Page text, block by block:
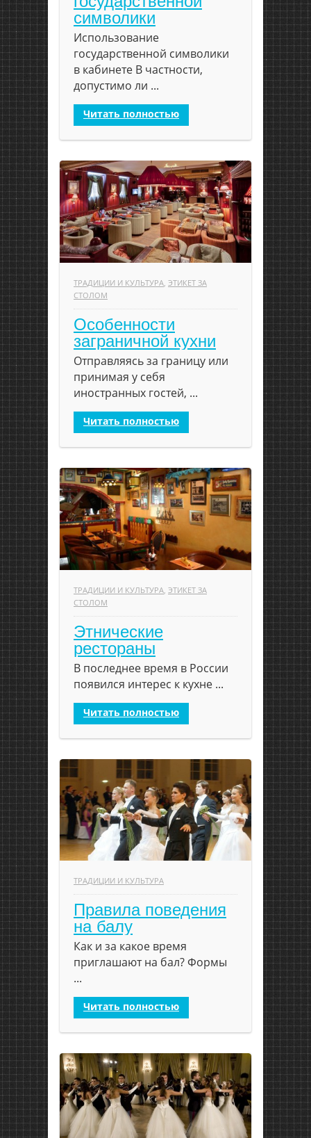
символики
Использование
государственной символики
в кабинете В частности,
допустимо ли ...
Читать полностью
ТРАДИЦИИ И КУЛЬТУРА, ЭТИКЕТ ЗА
СТОЛОМ
Особенности
заграничной кухни
Отправляясь за границу или
принимая у себя
иностранных гостей, ...
Читать полностью
ТРАДИЦИИ И КУЛЬТУРА ЭТИКЕТ ЗА
СТОЛОМ
Этнические
рестораны
В последнее время в России
появился интерес к кухне ...
Читать полностью
ТРАДИЦИИ И КУЛЬТУРА
Правила поведения
на балу
Как и за какое время
приглашают на бал? Формы
...
Читать полностью